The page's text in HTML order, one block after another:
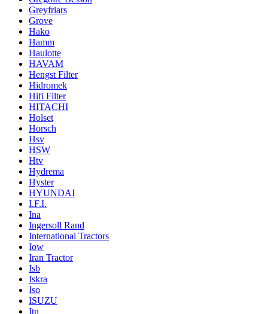
Greyfriars
Grove
Hako
Hamm
Haulotte
HAVAM
Hengst Filter
Hidromek
Hifi Filter
HITACHI
Holset
Horsch
Hsv
HSW
Htv
Hydrema
Hyster
HYUNDAI
I.F.I.
Ina
Ingersoll Rand
International Tractors
Iow
Iran Tractor
Isb
Iskra
Iso
ISUZU
Itn